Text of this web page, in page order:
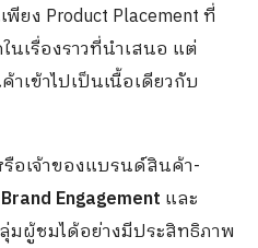
ยง Product Placement ที่
นเรื่องราวที่นำเสนอ แต่
เข้าไปเป็นเนื้อเดียวกับ
อเจ้าของแบรนด์สินค้า-
Brand Engagement และ
มผู้ชมได้อย่างมีประสิทธิภาพ